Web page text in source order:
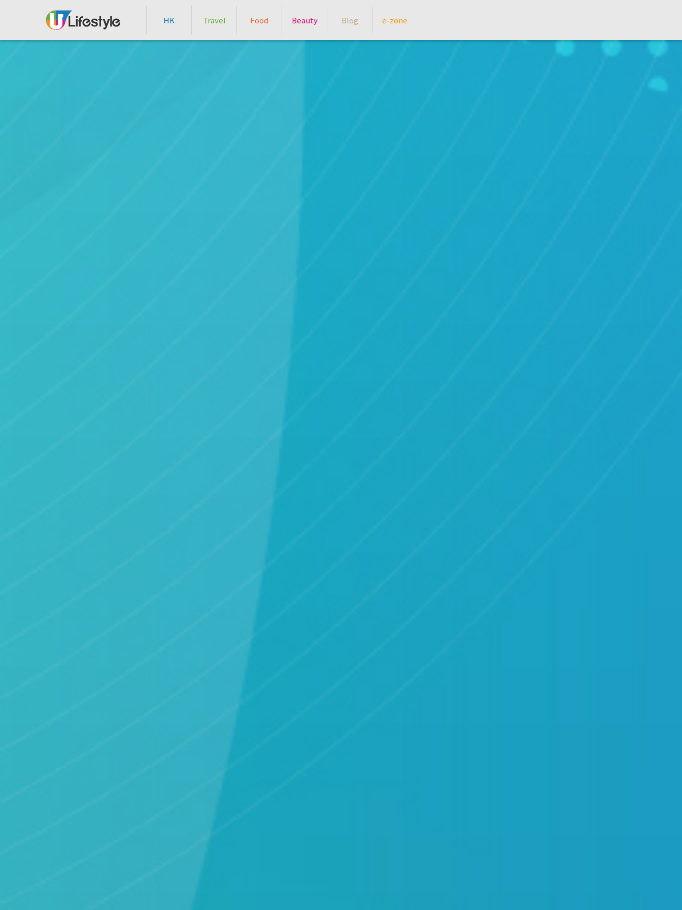
HK Travel Food Beauty Blog e-zone